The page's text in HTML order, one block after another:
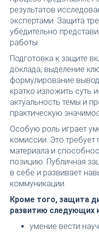
результатов
экспертами. Защита
убедительно
работы.
Подготовка к защите
доклада, выделение
формулирование
кратко изложить суть
актуальность темы и
практическую
Особую роль играет
комиссии. Это требует
материала и
позицию. Публичная
в себе и развивает
коммуникации.
Кроме того, защита
развитию следующих
умение вести